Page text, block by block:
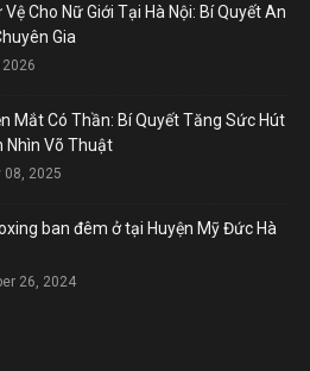
Cho Nữ Giới Tại Hà Nội: Bí Quyết An
Gia
Mắt Có Thần: Bí Quyết Tăng Sức Hút
Nhìn Võ Thuật
08, 2025
ban đêm ở tại Huyện Mỹ Đức Hà
26, 2024